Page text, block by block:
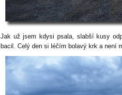
Jak už jsem kdysi psala, slabší kusy
bacil. Celý den si léčím bolavý krk a není